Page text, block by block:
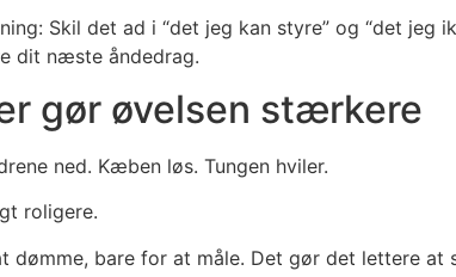
Skil det ad i “det jeg kan styre” og “det jeg
dit næste åndedrag.
gør øvelsen stærkere
ned. Kæben løs. Tungen hviler.
roligere.
dømme, bare for at måle. Det gør det lettere